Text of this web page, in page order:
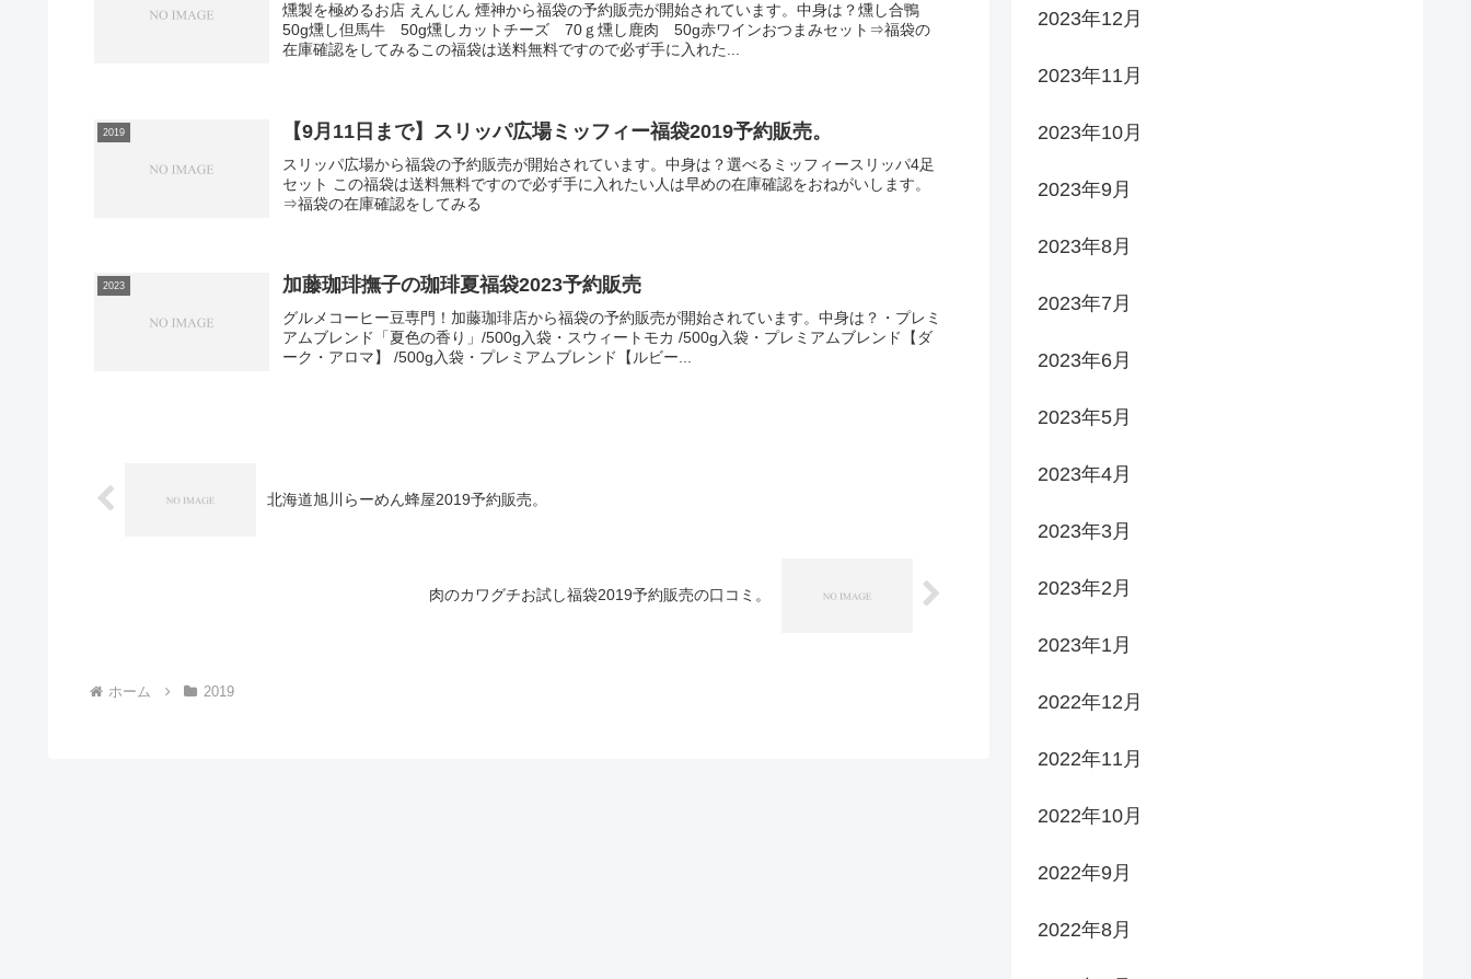
燻製を極めるお店 えんじん 煙神から福袋の予約販売が開始されています。中身は？燻し合鴨
50g燻し但馬牛 50g燻しカットチーズ 70ｇ燻し鹿肉 50g赤ワインおつまみセット⇒福袋の
在庫確認をしてみるこの福袋は送料無料ですので必ず手に入れた...
2019 【9月11日まで】スリッパ広場ミッフィー福袋2019予約販売。
スリッパ広場から福袋の予約販売が開始されています。中身は？選べるミッフィースリッパ4足
セット この福袋は送料無料ですので必ず手に入れたい人は早めの在庫確認をおねがいします。
⇒福袋の在庫確認をしてみる
2023 加藤珈琲撫子の珈琲夏福袋2023予約販売
グルメコーヒー豆専門！加藤珈琲店から福袋の予約販売が開始されています。中身は？・プレミ
アムブレンド「夏色の香り」/500g入袋・スウィートモカ /500g入袋・プレミアムブレンド【ダ
ーク・アロマ】 /500g入袋・プレミアムブレンド【ルビー...
北海道旭川らーめん蜂屋2019予約販売。
肉のカワグチお試し福袋2019予約販売の口コミ。
ホーム 2019
2023年12月
2023年11月
2023年10月
2023年9月
2023年8月
2023年7月
2023年6月
2023年5月
2023年4月
2023年3月
2023年2月
2023年1月
2022年12月
2022年11月
2022年10月
2022年9月
2022年8月